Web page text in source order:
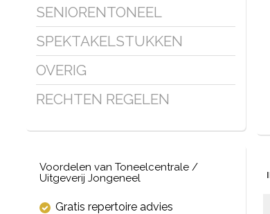
SENIORENTONEEL
SPEKTAKELSTUKKEN
OVERIG
RECHTEN REGELEN
Voordelen van Toneelcentrale /
Uitgeverij Jongeneel
Gratis repertoire advies